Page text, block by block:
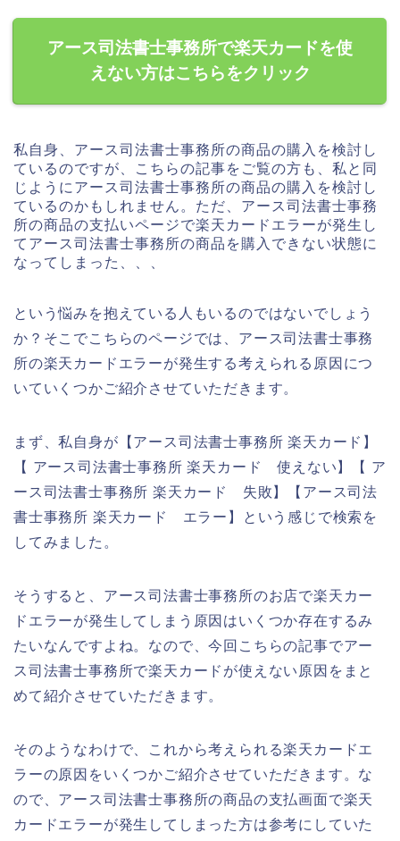
アース司法書士事務所で楽天カードを使
えない方はこちらをクリック
私自身、アース司法書士事務所の商品の購入を検討し
ているのですが、こちらの記事をご覧の方も、私と同
じようにアース司法書士事務所の商品の購入を検討し
ているのかもしれません。ただ、アース司法書士事務
所の商品の支払いページで楽天カードエラーが発生し
てアース司法書士事務所の商品を購入できない状態に
なってしまった、、、
という悩みを抱えている人もいるのではないでしょう
か？そこでこちらのページでは、アース司法書士事務
所の楽天カードエラーが発生する考えられる原因につ
いていくつかご紹介させていただきます。
まず、私自身が【アース司法書士事務所 楽天カード】
【 アース司法書士事務所 楽天カード 使えない】【 ア
ース司法書士事務所 楽天カード 失敗】【アース司法
書士事務所 楽天カード エラー】という感じで検索を
してみました。
そうすると、アース司法書士事務所のお店で楽天カー
ドエラーが発生してしまう原因はいくつか存在するみ
たいなんですよね。なので、今回こちらの記事でアー
ス司法書士事務所で楽天カードが使えない原因をまと
めて紹介させていただきます。
そのようなわけで、これから考えられる楽天カードエ
ラーの原因をいくつかご紹介させていただきます。な
ので、アース司法書士事務所の商品の支払画面で楽天
カードエラーが発生してしまった方は参考にしていた